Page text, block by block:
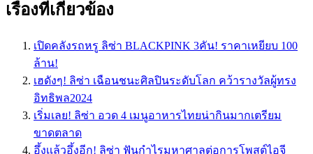
เรื่องที่เกี่ยวข้อง
เปิดคลังรถหรู ลิซ่า BLACKPINK 3คัน! ราคาเหยียบ 100
ล้าน!
เฮดังๆ! ลิซ่า เฉือนชนะศิลปินระดับโลก คว้ารางวัลผู้ทรง
อิทธิพล2024
เริ่มเลย! ลิซ่า อวด 4 เมนูอาหารไทยน่ากินมากเตรียม
ขาดตลาด
อึ้งเเล้วอึ้งอีก! ลิซ่า ฟันกำไรมหาศาลต่อการโพสต์ไอจี